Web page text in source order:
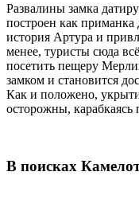
Развалины замка
построен как приманка
история Артура и
менее, туристы сюда
посетить пещеру
замком и становится
Как и положено,
осторожны, карабкаясь
В поисках